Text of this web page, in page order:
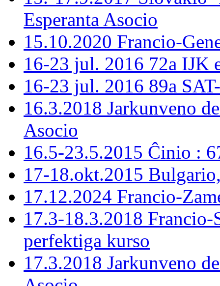
Esperanta Asocio
15.10.2020 Francio-
16-23 jul. 2016 72a IJK
16-23 jul. 2016 89a
16.3.2018 Jarkunveno
Asocio
16.5-23.5.2015 Ĉinio :
17-18.okt.2015
17.12.2024 Francio-
17.3-18.3.2018
perfektiga kurso
17.3.2018 Jarkunveno